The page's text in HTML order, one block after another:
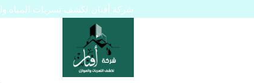
شركة أفنان لكشف تسربات المياه والعوازل